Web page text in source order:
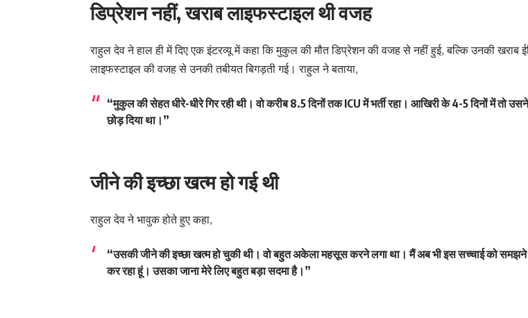
डिप्रेशन नहीं, खराब लाइफस्टाइल थी वजह
राहुल देव ने हाल ही में दिए एक इंटरव्यू में कहा कि मुकुल की मौत डिप्रेशन की वजह से नहीं हुई, बल्कि उनकी खराब
लाइफस्टाइल की वजह से उनकी तबीयत बिगड़ती गई। राहुल ने बताया,
“मुकुल की सेहत धीरे-धीरे गिर रही थी। वो करीब 8.5 दिनों तक ICU में भर्ती रहा। आखिरी के 4-5 दिनों में तो
छोड़ दिया था।”
जीने की इच्छा खत्म हो गई थी
राहुल देव ने भावुक होते हुए कहा,
“उसकी जीने की इच्छा खत्म हो चुकी थी। वो बहुत अकेला महसूस करने लगा था। मैं अब भी इस सच्चाई को
कर रहा हूं। उसका जाना मेरे लिए बहुत बड़ा सदमा है।”